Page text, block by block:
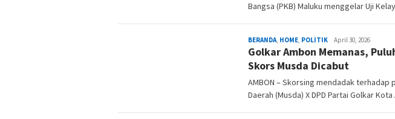
Bangsa (PKB) Maluku menggelar Uji
BERANDA, HOME, POLITIK Suara
Nusa
April 30, 2026
Golkar Ambon Memanas,
Skors Musda Dicabut
AMBON – Skorsing mendadak terhadap
Daerah (Musda) X DPD Partai Golkar